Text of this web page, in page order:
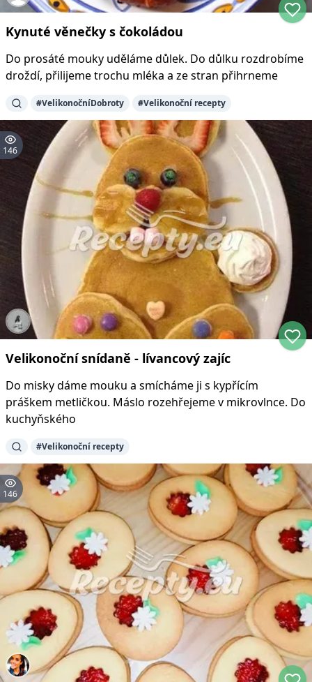
Kynuté věnečky s čokoládou
Do prosáté mouky uděláme důlek. Do důlku rozdrobíme
droždí, přilijeme trochu mléka a ze stran přihrneme
#VelikonočníDobroty #Velikonoční recepty
146
Velikonoční snídaně - lívancový zajíc
Do misky dáme mouku a smícháme ji s kypřícím
práškem metličkou. Máslo rozehřejeme v mikrovlnce. Do
kuchyňského
#Velikonoční recepty
146